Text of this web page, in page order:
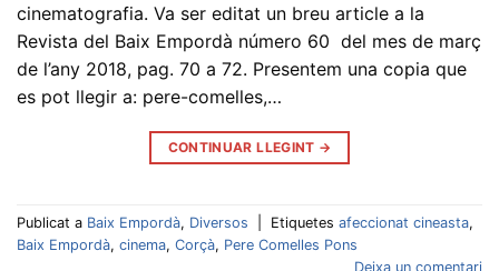
cinematografia. Va ser editat un breu article a la
Revista del Baix Empordà número 60 del mes de març
de l’any 2018, pag. 70 a 72. Presentem una copia que
es pot llegir a: pere-comelles,…
CONTINUAR LLEGINT →
Publicat a Baix Empordà, Diversos Etiquetes afeccionat cineasta,
Baix Empordà, cinema, Corçà, Pere Comelles Pons
Deixa un comentari